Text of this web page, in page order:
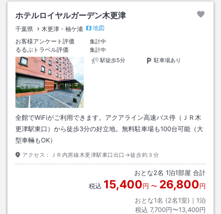
ホテルロイヤルガーデン木更津
千葉県 木更津・袖ケ浦
地図
お客様アンケート評価
集計中
るるぶトラベル評価
集計中
駅徒歩5分
駐車場あり
全館でWiFiがご利用できます。アクアライン高速バス停（ＪＲ木
更津駅東口）から徒歩3分の好立地。無料駐車場も100台可能（大
型車輛もOK）
アクセス： ＪＲ内房線木更津駅東口出口→徒歩約３分
おとな2名 1泊1部屋 合計
税込 15,400円 〜 26,800円
おとな1名 (2名1室)｜ 1泊
税込 7,700円〜13,400円